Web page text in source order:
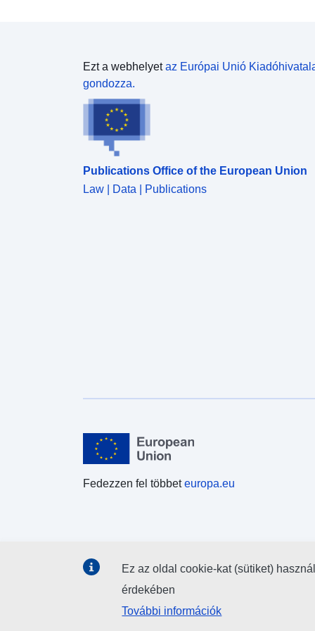
Ezt a webhelyetaz Európai Unió
gondozza.
Publications Office of the European Union
Law | Data | Publications
Fedezzen fel többeteuropa.eu
Ez az oldal cookie-kat (sütiket)
érdekében
További információk